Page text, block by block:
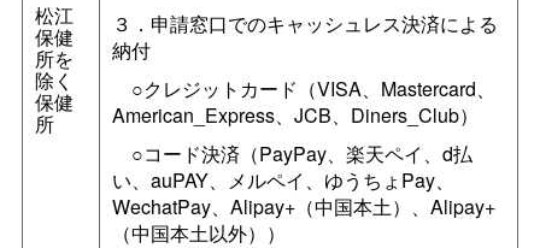
松江
保健
所を
除く
保健
所
３．申請窓口でのキャッシュレス決済による
納付
○クレジットカード（VISA、Mastercard、
American_Express、JCB、Diners_Club）
○コード決済（PayPay、楽天ペイ、d払
い、auPAY、メルペイ、ゆうちょPay、
WechatPay、Alipay+（中国本土）、Alipay+
（中国本土以外））